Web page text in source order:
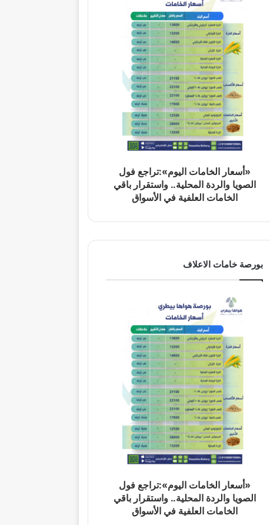
«أسعار الخامات اليوم»:تراجع فول
الصويا والردة المحلية.. واستقرار باقي
الخامات العلفية في الأسواق
بورصة خامات الاعلاف
«أسعار الخامات اليوم»:تراجع فول
الصويا والردة المحلية.. واستقرار باقي
الخامات العلفية في الأسواق